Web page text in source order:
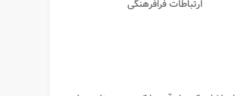
ارتباطات فرافرهنگی